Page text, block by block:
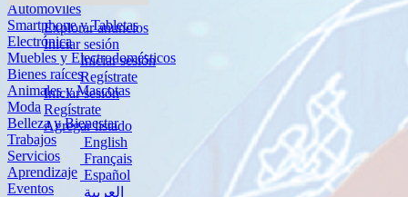
Explorar anuncios
Iniciar sesión
Iniciar sesión
Regístrate
Iniciar sesión
Regístrate
Agregar listado
English
Français
Español
العربية
Automóviles
Smartphone y Tabletas
Electrónica
Muebles y Electrodomésticos
Bienes raíces
Animales y Mascotas
Moda
Belleza y Bienestar
Trabajos
Servicios
Aprendizaje
Eventos